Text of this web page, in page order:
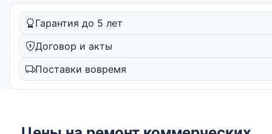
Гарантия до 5 лет
Договор и акты
Поставки вовремя